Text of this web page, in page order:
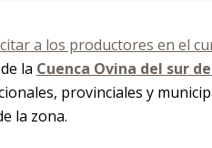
a los productores en el
la Cuenca Ovina del sur
provinciales y
la zona.